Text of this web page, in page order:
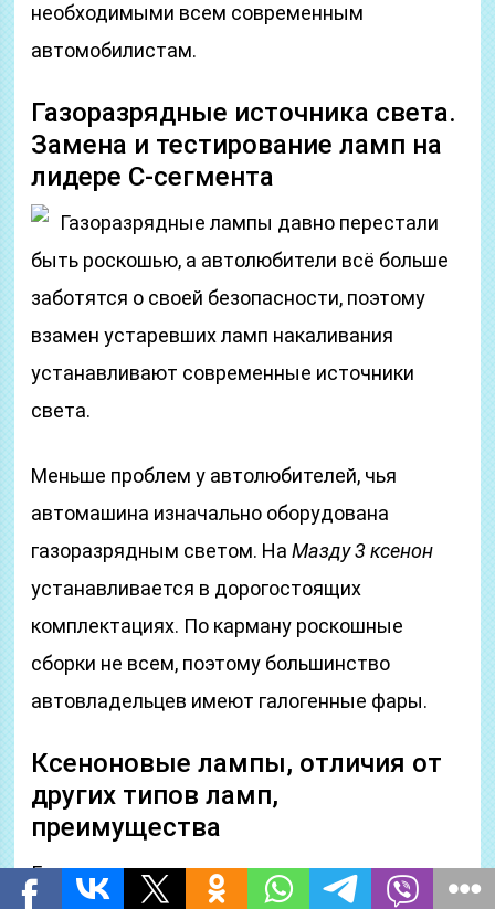
необходимыми всем современным
автомобилистам.
Газоразрядные источника света.
Замена и тестирование ламп на
лидере C-сегмента
Газоразрядные лампы давно перестали
быть роскошью, а автолюбители всё больше
заботятся о своей безопасности, поэтому
взамен устаревших ламп накаливания
устанавливают современные источники
света.
Меньше проблем у автолюбителей, чья
автомашина изначально оборудована
газоразрядным светом. НаМазду 3 ксенон
устанавливается в дорогостоящих
комплектациях. По карману роскошные
сборки не всем, поэтому большинство
автовладельцев имеют галогенные фары.
Ксеноновые лампы, отличия от
других типов ламп,
преимущества
Газоразрядные лампы кардинально